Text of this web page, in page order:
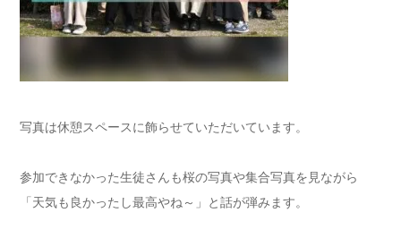
写真は休憩スペースに飾らせていただいています。
参加できなかった生徒さんも桜の写真や集合写真を見ながら
「天気も良かったし最高やね～」と話が弾みます。